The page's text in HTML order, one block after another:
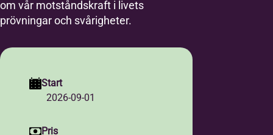
om vår motståndskraft i livets
prövningar och svårigheter.
Start
2026-09-01
Pris